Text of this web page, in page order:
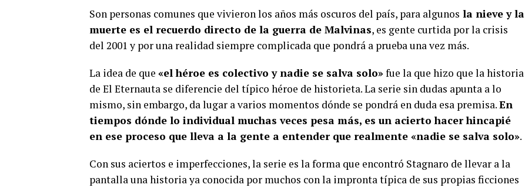
Son personas comunes que vivieron los años más oscuros del país, para algunos la nieve y la
muerte es el recuerdo directo de la guerra de Malvinas, es gente curtida por la crisis
del 2001 y por una realidad siempre complicada que pondrá a prueba una vez más.
La idea de que «el héroe es colectivo y nadie se salva solo»fue la que hizo que la historia
de El Eternauta se diferencie del típico héroe de historieta. La serie sin dudas apunta a lo
mismo, sin embargo, da lugar a varios momentos dónde se pondrá en duda esa premisa.En
tiempos dónde lo individual muchas veces pesa más, es un acierto hacer hincapié
en ese proceso que lleva a la gente a entender que realmente «nadie se salva solo».
Con sus aciertos e imperfecciones, la serie es la forma que encontró Stagnaro de llevar a la
pantalla una historia ya conocida por muchos con la impronta típica de sus propias ficciones